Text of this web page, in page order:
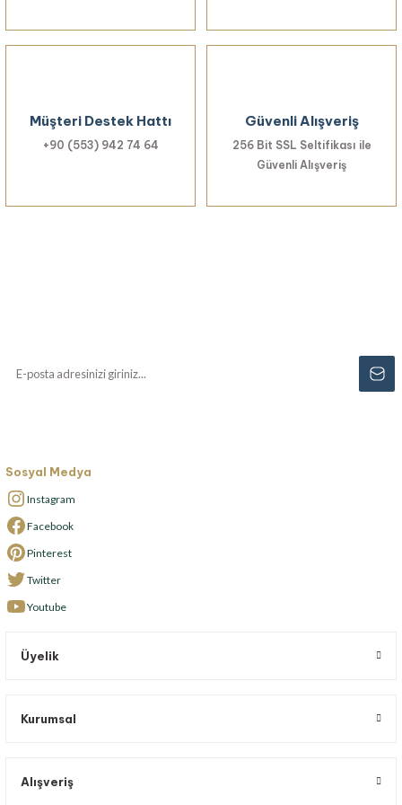
Gönder
Müşteri Destek Hattı
+90 (553) 942 74 64
Güvenli Alışveriş
256 Bit SSL Seltifikası ile
Güvenli Alışveriş
Sosyal Medya
Instagram
Facebook
Pinterest
Twitter
Youtube
Üyelik
Kurumsal
Alışveriş